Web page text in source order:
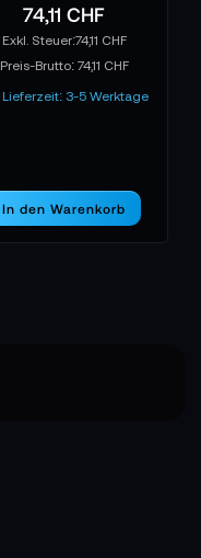
74,11 CHF
74,11 CHF
Preis-Brutto: 74,11 CHF
Lieferzeit: 3-5 Werktage
In den Warenkorb